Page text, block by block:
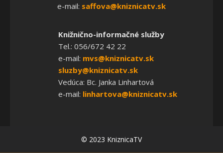
e-mail: saffova@kniznicatv.sk
Knižnično-informačné služby
Tel.: 056/672 42 22
e-mail: mvs@kniznicatv.sk
sluzby@kniznicatv.sk
Vedúca: Bc. Janka Linhartová
e-mail: linhartova@kniznicatv.sk
© 2023 KniznicaTV